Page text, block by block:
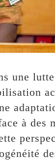
une
à des